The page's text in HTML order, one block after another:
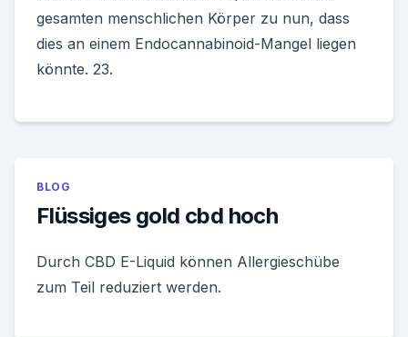
gesamten menschlichen Körper zu nun, dass
dies an einem Endocannabinoid-Mangel liegen
könnte. 23.
BLOG
Flüssiges gold cbd hoch
Durch CBD E-Liquid können Allergieschübe
zum Teil reduziert werden.